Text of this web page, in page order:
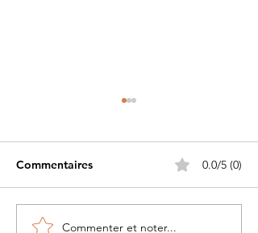
Commentaires 0.0/5 (0)
Commenter et noter...